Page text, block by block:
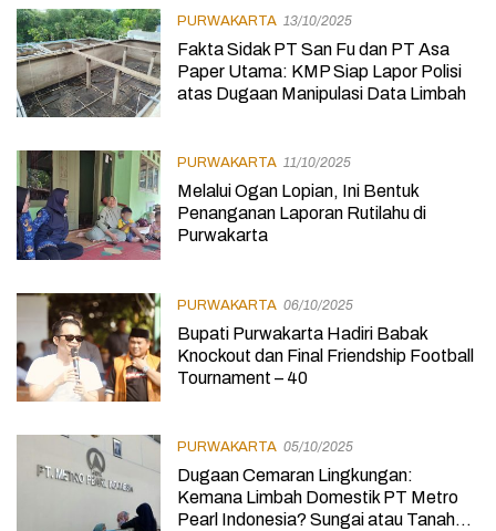
PURWAKARTA 13/10/2025
Fakta Sidak PT San Fu dan PT Asa
Paper Utama: KMP Siap Lapor Polisi
atas Dugaan Manipulasi Data Limbah
PURWAKARTA 11/10/2025
Melalui Ogan Lopian, Ini Bentuk
Penanganan Laporan Rutilahu di
Purwakarta
PURWAKARTA 06/10/2025
Bupati Purwakarta Hadiri Babak
Knockout dan Final Friendship Football
Tournament – 40
PURWAKARTA 05/10/2025
Dugaan Cemaran Lingkungan:
Kemana Limbah Domestik PT Metro
Pearl Indonesia? Sungai atau Tanah